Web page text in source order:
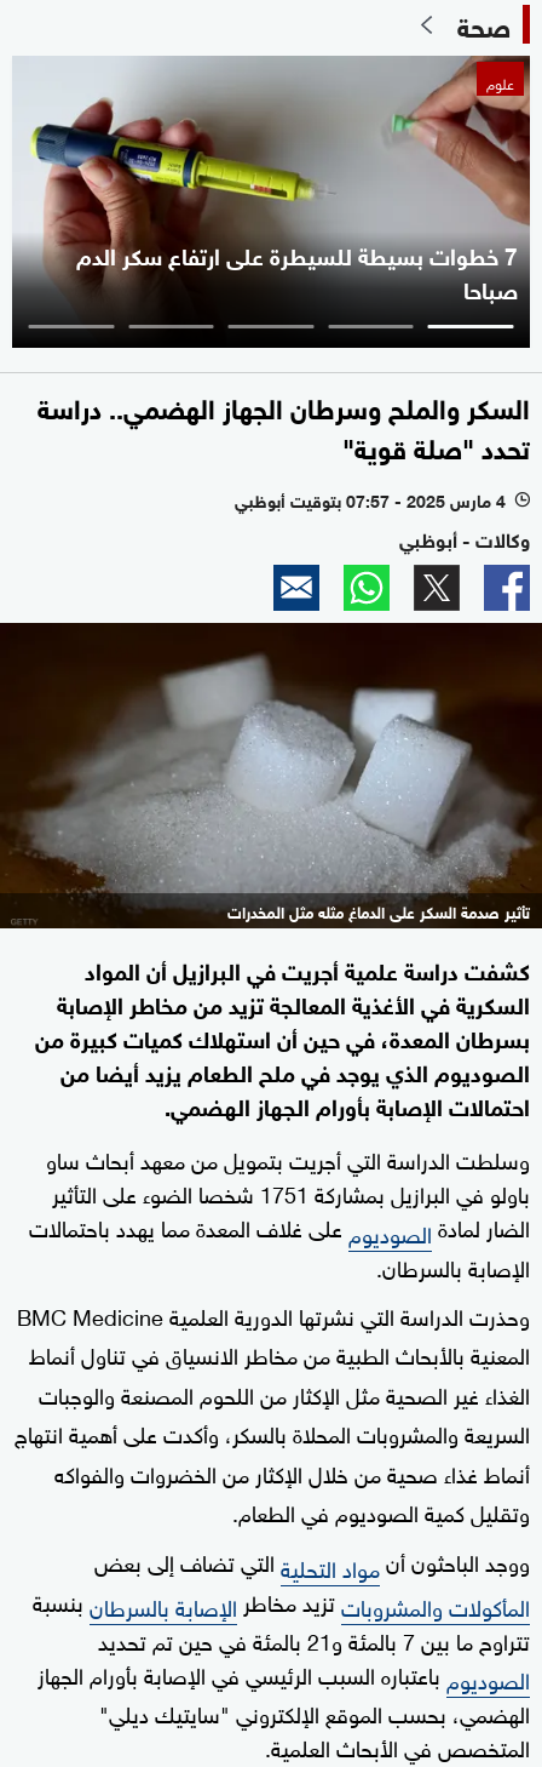
صحة
علوم
7 خطوات بسيطة للسيطرة على ارتفاع سكر الدم
صباحا
السكر والملح وسرطان الجهاز الهضمي.. دراسة
تحدد "صلة قوية"
l 4 مارس 2025 - 07:57 بتوقيت أبوظبي
وكالات - أبوظبي
تأثير صدمة السكر على الدماغ مثله مثل المخدرات
كشفت دراسة علمية أجريت في البرازيل أن المواد
السكرية في الأغذية المعالجة تزيد من مخاطر الإصابة
بسرطان المعدة، في حين أن استهلاك كميات كبيرة من
الصوديوم الذي يوجد في ملح الطعام يزيد أيضا من
احتمالات الإصابة بأورام الجهاز الهضمي.
وسلطت الدراسة التي أجريت بتمويل من معهد أبحاث ساو
باولو في البرازيل بمشاركة 1751 شخصا الضوء على التأثير
الضار لمادةالصوديوم على غلاف المعدة مما يهدد باحتمالات
الإصابة بالسرطان.
وحذرت الدراسة التي نشرتها الدورية العلمية BMC Medicine
المعنية بالأبحاث الطبية من مخاطر الانسياق في تناول أنماط
الغذاء غير الصحية مثل الإكثار من اللحوم المصنعة والوجبات
السريعة والمشروبات المحلاة بالسكر، وأكدت على أهمية انتهاج
أنماط غذاء صحية من خلال الإكثار من الخضروات والفواكه
وتقليل كمية الصوديوم في الطعام.
ووجد الباحثون أنمواد التحليةالتي تضاف إلى بعض
المأكولات والمشروباتتزيد مخاطر الإصابة بالسرطانبنسبة
تتراوح ما بين 7 بالمئة و21 بالمئة في حين تم تحديد
الصوديومباعتباره السبب الرئيسي في الإصابة بأورام الجهاز
الهضمي، بحسب الموقع الإلكتروني "سايتيك ديلي"
المتخصص في الأبحاث العلمية.